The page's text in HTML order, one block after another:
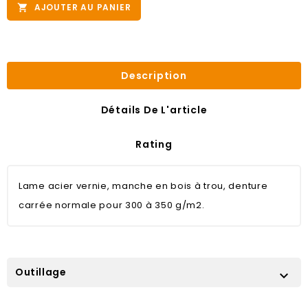
 AJOUTER AU PANIER
Description
Détails De L'article
Rating
Lame acier vernie, manche en bois à trou, denture
carrée normale pour 300 à 350 g/m2.
Outillage 